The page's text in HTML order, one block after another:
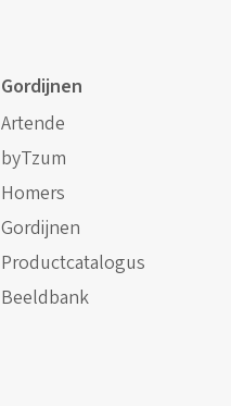
Gordijnen
Artende
byTzum
Homers
Gordijnen
Productcatalogus
Beeldbank